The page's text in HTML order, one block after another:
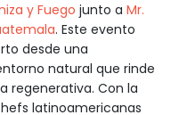
y Fuego junto a Mr.
. Este evento
desde una
natural que rinde
regenerativa. Con la
latinoamericanas